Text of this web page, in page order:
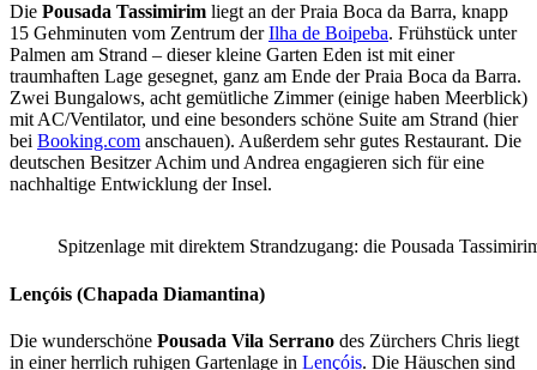
Die Pousada Tassimirim liegt an der Praia Boca da Barra, knapp
15 Gehminuten vom Zentrum derIlha de Boipeba. Frühstück unter
Palmen am Strand – dieser kleine Garten Eden ist mit einer
traumhaften Lage gesegnet, ganz am Ende der Praia Boca da Barra.
Zwei Bungalows, acht gemütliche Zimmer (einige haben Meerblick)
mit AC/Ventilator, und eine besonders schöne Suite am Strand (hier
bei Booking.com anschauen). Außerdem sehr gutes Restaurant. Die
deutschen Besitzer Achim und Andrea engagieren sich für eine
nachhaltige Entwicklung der Insel.
Spitzenlage mit direktem Strandzugang: die Pousada
Lençóis (Chapada Diamantina)
Die wunderschöne Pousada Vila Serrano des Zürchers Chris liegt
in einer herrlich ruhigen Gartenlage in Lençóis. Die Häuschen sind